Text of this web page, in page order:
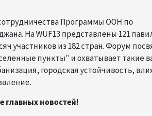
Программы ООН по
На WUF13 представлены 121
участников из 182 стран. Форум
пункты" и охватывает такие
городская устойчивость,
главных новостей!